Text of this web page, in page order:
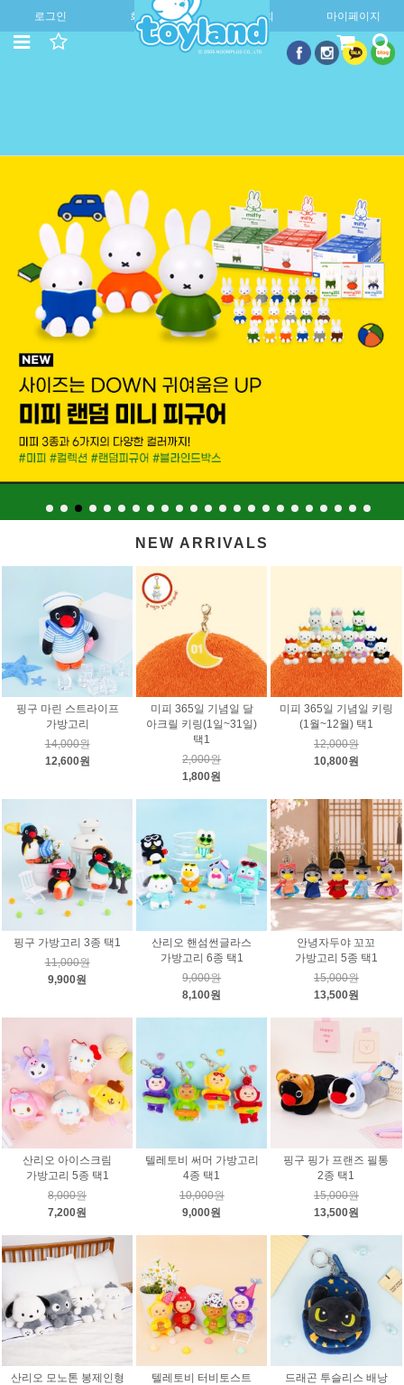
로그인 회원가입 주문조회 마이페이지
NEW ARRIVALS
핑구 마린 스트라이프
가방고리
14,000원
12,600원
미피 365일 기념일 달
아크릴 키링(1일~31일)
택1
2,000원
1,800원
미피 365일 기념일 키링
(1월~12월) 택1
12,000원
10,800원
핑구 가방고리 3종 택1
11,000원
9,900원
산리오 핸섬썬글라스
가방고리 6종 택1
9,000원
8,100원
안녕자두야 꼬꼬
가방고리 5종 택1
15,000원
13,500원
산리오 아이스크림
가방고리 5종 택1
8,000원
7,200원
텔레토비 써머 가방고리
4종 택1
10,000원
9,000원
핑구 핑가 프랜즈 필통
2종 택1
15,000원
13,500원
산리오 모노톤 봉제인형
텔레토비 터비토스트
드래곤 투슬리스 배낭